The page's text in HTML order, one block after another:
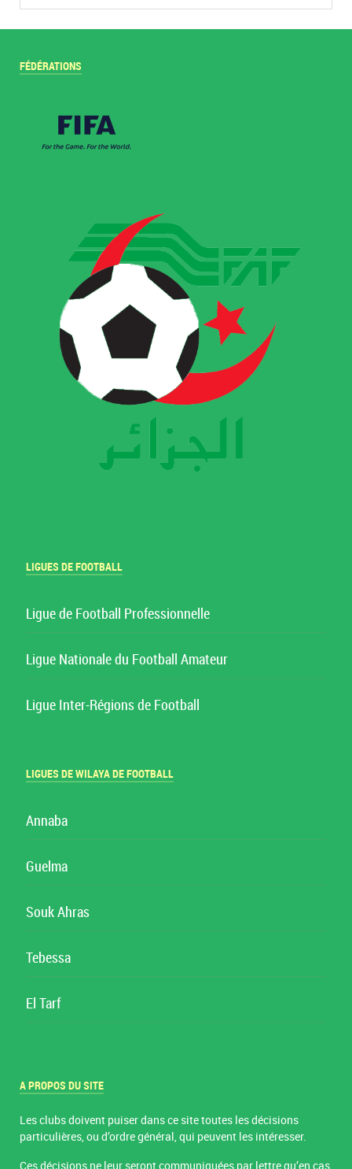
FÉDÉRATIONS
LIGUES DE FOOTBALL
Ligue de Football Professionnelle
Ligue Nationale du Football Amateur
Ligue Inter-Régions de Football
LIGUES DE WILAYA DE FOOTBALL
Annaba
Guelma
Souk Ahras
Tebessa
El Tarf
A PROPOS DU SITE
Les clubs doivent puiser dans ce site toutes les décisions
particulières, ou d’ordre général, qui peuvent les intéresser.
Ces décisions ne leur seront communiquées par lettre qu’en cas